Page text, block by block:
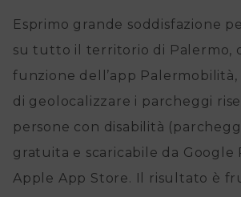
Iniziative
-
Domande
frequenti
Documenti
Esprimo grande soddisfazione
su tutto il territorio di Palermo,
funzione dell’app
di geolocalizzare i parcheggi
persone con disabilità (parcheggi
gratuita e scaricabile da Google
Apple App Store. Il risultato è